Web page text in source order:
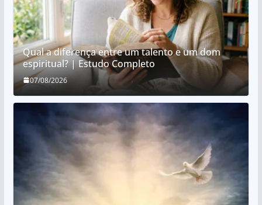
Qual a diferença entre um talento e um dom
espiritual? | Estudo Completo
07/08/2026